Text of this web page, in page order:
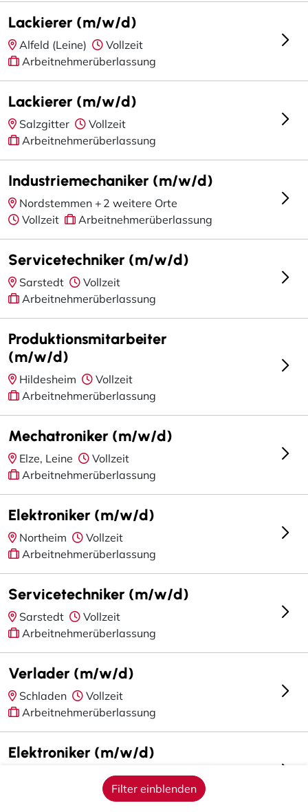
Filter einblenden
Lackierer (m/w/d)
Alfeld (Leine)
Vollzeit
Arbeitnehmerüberlassung
Lackierer (m/w/d)
Salzgitter
Vollzeit
Arbeitnehmerüberlassung
Industriemechaniker (m/w/d)
Nordstemmen + 2 weitere Orte
Vollzeit
Arbeitnehmerüberlassung
Servicetechniker (m/w/d)
Sarstedt
Vollzeit
Arbeitnehmerüberlassung
Produktionsmitarbeiter
(m/w/d)
Hildesheim
Vollzeit
Arbeitnehmerüberlassung
Mechatroniker (m/w/d)
Elze, Leine
Vollzeit
Arbeitnehmerüberlassung
Elektroniker (m/w/d)
Northeim
Vollzeit
Arbeitnehmerüberlassung
Servicetechniker (m/w/d)
Sarstedt
Vollzeit
Arbeitnehmerüberlassung
Verlader (m/w/d)
Schladen
Vollzeit
Arbeitnehmerüberlassung
Elektroniker (m/w/d)
Vollzeit
Arbeitnehmerüberlassung